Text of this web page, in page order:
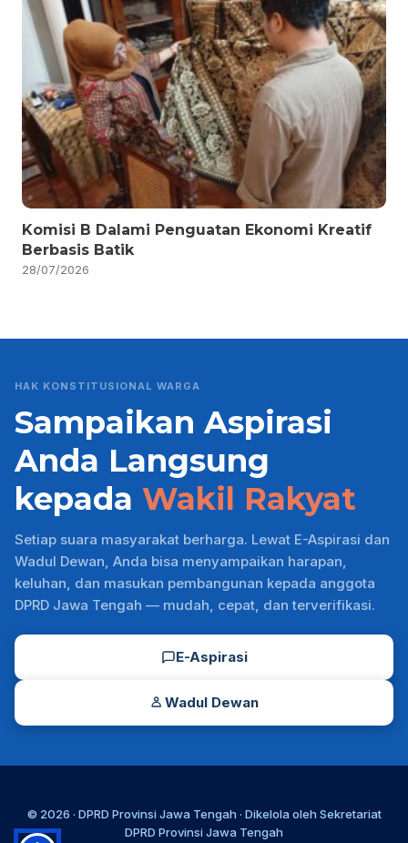
Komisi B Dalami Penguatan Ekonomi Kreatif
Berbasis Batik
28/07/2026
HAK KONSTITUSIONAL WARGA
Sampaikan Aspirasi
Anda Langsung
kepada Wakil Rakyat
Setiap suara masyarakat berharga. Lewat E-Aspirasi dan
Wadul Dewan, Anda bisa menyampaikan harapan,
keluhan, dan masukan pembangunan kepada anggota
DPRD Jawa Tengah — mudah, cepat, dan terverifikasi.
E-Aspirasi
Wadul Dewan
© 2026 · DPRD Provinsi Jawa Tengah · Dikelola oleh Sekretariat
DPRD Provinsi Jawa Tengah